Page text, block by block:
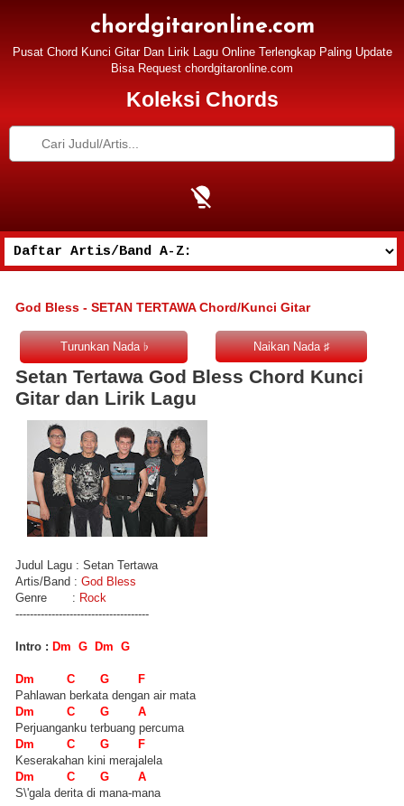
chordgitaronline.com
Pusat Chord Kunci Gitar Dan Lirik Lagu Online Terlengkap Paling Update
Bisa Request chordgitaronline.com
Koleksi Chords
God Bless - SETAN TERTAWA Chord/Kunci Gitar
Setan Tertawa God Bless Chord Kunci
Gitar dan Lirik Lagu
Judul Lagu : Setan Tertawa
Artis/Band : God Bless
Genre : Rock
-------------------------------------
Intro : Dm G Dm G
Dm C G F
Pahlawan berkata dengan air mata
Dm C G A
Perjuanganku terbuang percuma
Dm C G F
Keserakahan kini merajalela
Dm C G A
S\'gala derita di mana-mana